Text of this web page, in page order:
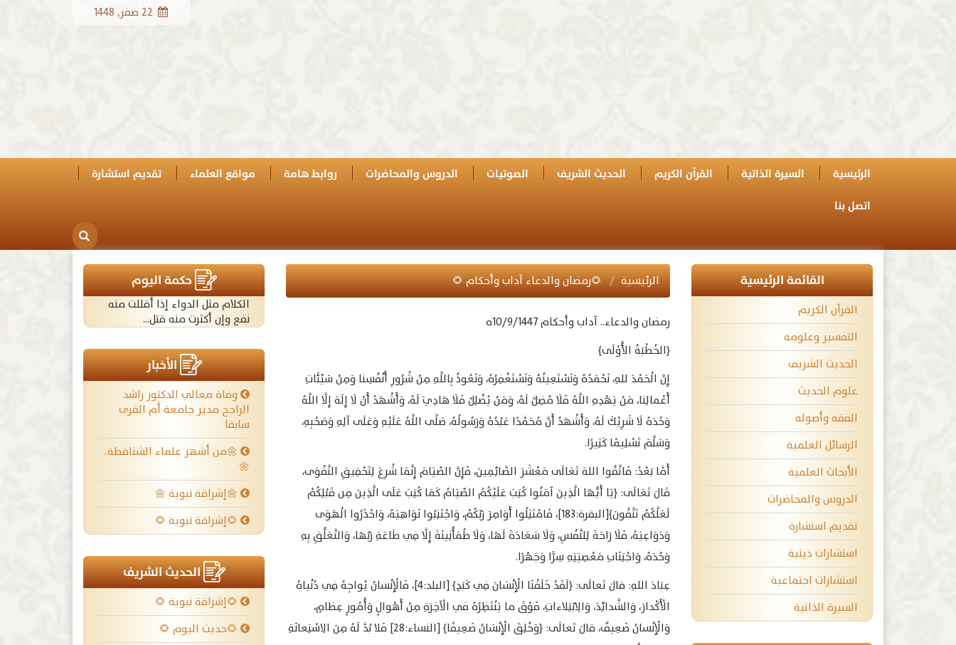
الرئيسية السيرة الذاتية القرآن الكريم الحديث الشريف الصوتيات الدروس والمحاضرات روابط هامة مواقع العلماء
تقديم استشارة
اتصل بنا
القائمة الرئيسية
القرآن الكريم
التفسير وعلومه
الحديث الشريف
علوم الحديث
الفقه وأصوله
الرسائل العلمية
الأبحاث العلمية
الدروس والمحاضرات
تقديم استشارة
استشارات دينية
استشارات اجتماعية
السيرة الذاتية
الرئيسية 🌻رمضان والدعاء آداب وأحكام 🌻
رمضان والدعاء.. آداب وأحكام 10/9/1447ه
﴿الخُطْبَةُ الأُوْلَى﴾
إِنَّ الْحَمْدَ للهِ، نَحْمَدُهُ وَنَسْتَعِينُهُ وَنَسْتَغْفِرُهُ، وَنَعُوذُ بِاللَّهِ مِنْ شُرُورِ أَنْفُسِنا وَمِنْ سَيِّئَاتِ
أَعْمالِنا، مَنْ يَهْدِهِ اللَّهُ فَلَا مُضِلَّ لَهُ، وَمَنْ يُضْلِلْ فَلَا هَادِيَ لَهُ، وَأَشْهَدُ أَنْ لَا إِلَهَ إِلَّا اللَّهُ
وَحْدَهُ لَا شَرِيْكَ لَهُ، وَأَشْهَدُ أَنَّ مُحَمَّدًا عَبْدُهُ وَرَسُولُهُ، صَلَّى اللَّهُ عَلَيْهِ وَعَلَى آلِهِ وَصَحْبِهِ،
وَسَلَّمَ تَسْلِيمًا كَثِيرًا.
أَمَّا بَعْدُ: فَاتَّقُوا اللهَ تَعَالَى مَعْشَرَ الصَّائِمِينَ، فَإِنَّ الصِّيَامَ إِنَّمَا شُرِعَ لِتَحْقِيقِ التَّقْوَى،
قَالَ تَعَالَى: ﴿يَا أَيُّهَا الَّذِينَ آمَنُوا كُتِبَ عَلَيْكُمُ الصِّيَامُ كَمَا كُتِبَ عَلَى الَّذِينَ مِن قَبْلِكُمْ
لَعَلَّكُمْ تَتَّقُونَ﴾[البقرة:183]، فَامْتَثِلُوا أَوَامِرَ رَبِّكُمْ، وَاجْتَنِبُوا نَوَاهِيَهُ، وَاحْذَرُوا الْهَوَى
وَدَوَاعِيَهُ، فَلَا رَاحَةَ لِلنَّفْسِ، وَلَا سَعَادَةَ لَهَا، وَلَا طُمَأْنِينَةَ إِلَّا فِي طَاعَةِ رَبِّهَا، وَالتَّعَلُّقِ بِهِ
وَحْدَهُ، وَاجْتِنَابِ مَعْصِيَتِهِ سِرًّا وَجَهْرًا.
عِبَادَ اللهِ: قالَ تَعالَى: ﴿لَقَدْ خَلَقْنَا الْإِنْسَانَ فِي كَبَدٍ﴾ [البلد:4]، فَالْإِنْسانُ يُواجِهُ فِي دُنْياهُ
الْأَكْدارَ، وَالشَّدائِدَ، وَالِابْتِلاءاتِ، فَوْقَ ما يَنْتَظِرُهُ في الْآخِرَةِ مِنْ أَهْوالٍ وَأُمُورٍ عِظامٍ،
وَالْإِنْسانُ ضَعِيفٌ، قالَ تَعالَى: ﴿وَخُلِقَ الْإِنْسَانُ ضَعِيفًا﴾ [النساء:28] فَلا بُدَّ لَهُ مِنَ الِاسْتِعانَةِ
حكمة اليوم
الكلام مثل الدواء إذا أقللت منه
نفع وإن أكثرت منه قتل...
الأخبار
وفاة معالي الدكتور راشد
الراجح مدير جامعة أم القرى
سابقا
🌼من أشهر علماء الشناقطة..
🌼
🌼إشراقة نبوية 🌼
🌻إشراقة نبوية 🌻
الحديث الشريف
🌻إشراقة نبوية 🌻
🌻حديث اليوم 🌻